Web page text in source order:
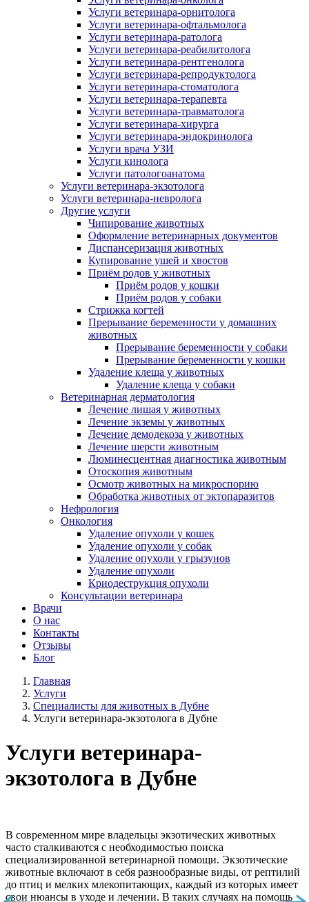
Услуги ветеринара-орнитолога
Услуги ветеринара-офтальмолога
Услуги ветеринара-ратолога
Услуги ветеринара-реабилитолога
Услуги ветеринара-рентгенолога
Услуги ветеринара-репродуктолога
Услуги ветеринара-стоматолога
Услуги ветеринара-терапевта
Услуги ветеринара-травматолога
Услуги ветеринара-хирурга
Услуги ветеринара-эндокринолога
Услуги врача УЗИ
Услуги кинолога
Услуги патологоанатома
Услуги ветеринара-экзотолога
Услуги ветеринара-невролога
Другие услуги
Чипирование животных
Оформление ветеринарных документов
Диспансеризация животных
Купирование ушей и хвостов
Приём родов у животных
Приём родов у кошки
Приём родов у собаки
Стрижка когтей
Прерывание беременности у домашних
животных
Прерывание беременности у собаки
Прерывание беременности у кошки
Удаление клеща у животных
Удаление клеща у собаки
Ветеринарная дерматология
Лечение лишая у животных
Лечение экземы у животных
Лечение демодекоза у животных
Лечение шерсти животным
Люминесцентная диагностика животным
Отоскопия животным
Осмотр животных на микроспорию
Обработка животных от эктопаразитов
Нефрология
Онкология
Удаление опухоли у кошек
Удаление опухоли у собак
Удаление опухоли у грызунов
Удаление опухоли
Криодеструкция опухоли
Консультации ветеринара
Врачи
О нас
Контакты
Отзывы
Блог
Главная
Услуги
Специалисты для животных в Дубне
Услуги ветеринара-экзотолога в Дубне
Услуги ветеринара-
экзотолога в Дубне
В современном мире владельцы экзотических животных
часто сталкиваются с необходимостью поиска
специализированной ветеринарной помощи. Экзотические
животные включают в себя разнообразные виды, от рептилий
до птиц и мелких млекопитающих, каждый из которых имеет
свои нюансы в уходе и лечении. В таких случаях на помощь